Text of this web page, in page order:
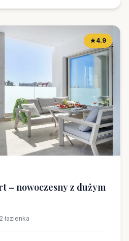
4.9
– nowoczesny z dużym
2 łazienka